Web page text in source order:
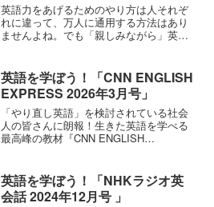
英語力をあげるためのやり方は人それぞ
れに違って、万人に通用する方法はあり
ませんよね。でも「親しみながら」英語
す。そこで、ディズニーの作品を楽しみ
ながら英語力をアップしま...
英語を学ぼう！「CNN ENGLISH
EXPRESS 2026年3月号」
「やり直し英語」を検討されている社会
人の皆さんに朗報！生きた英語を学べる
最高峰の教材『CNN ENGLISH
ぶりに英語に触れる社会人が「あ、そこ
が知りた...
英語を学ぼう！「NHKラジオ英
会話 2024年12月号 」